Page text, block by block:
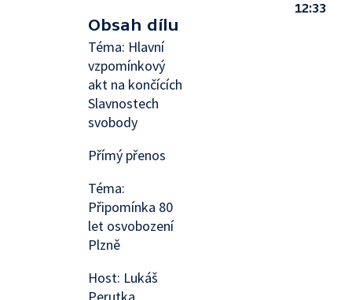
Obsah dílu
Téma: Hlavní
vzpomínkový
akt na končících
Slavnostech
svobody
Přímý přenos
Téma:
Připomínka 80
let osvobození
Plzně
Host: Lukáš
12:33